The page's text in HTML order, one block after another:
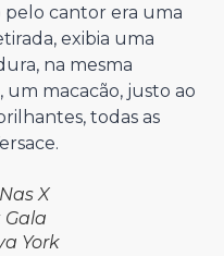
cantor era uma
exibia uma
na mesma
macacão, justo ao
todas as
X
Gala
York